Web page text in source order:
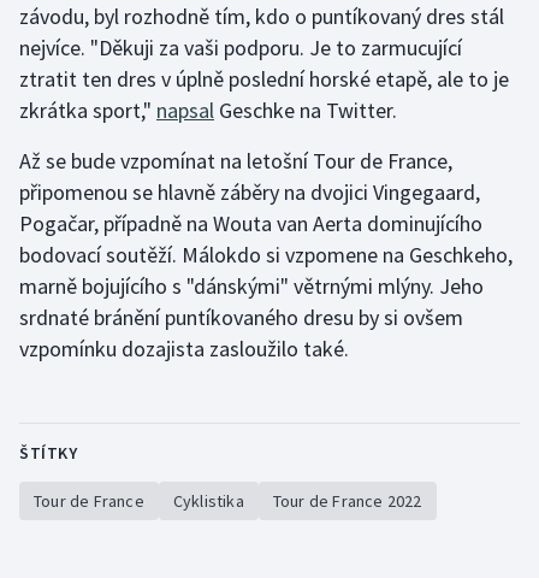
závodu, byl rozhodně tím, kdo o puntíkovaný dres stál
nejvíce. "Děkuji za vaši podporu. Je to zarmucující
ztratit ten dres v úplně poslední horské etapě, ale to je
zkrátka sport," napsal Geschke na Twitter.
Až se bude vzpomínat na letošní Tour de France,
připomenou se hlavně záběry na dvojici Vingegaard,
Pogačar, případně na Wouta van Aerta dominujícího
bodovací soutěží. Málokdo si vzpomene na Geschkeho,
marně bojujícího s "dánskými" větrnými mlýny. Jeho
srdnaté bránění puntíkovaného dresu by si ovšem
vzpomínku dozajista zasloužilo také.
ŠTÍTKY
Tour de France Cyklistika Tour de France 2022